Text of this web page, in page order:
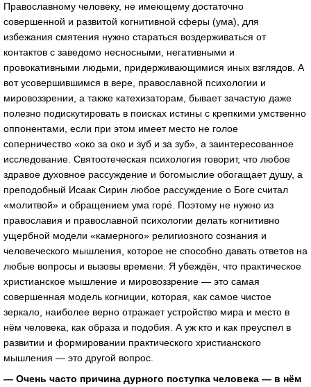
Православному человеку, не имеющему достаточно
совершенной и развитой когнитивной сферы (ума), для
избежания смятения нужно стараться воздерживаться от
контактов с заведомо несносными, негативными и
провокативными людьми, придерживающимися иных взглядов. А
вот усовершившимся в вере, православной психологии и
мировоззрении, а также катехизаторам, бывает зачастую даже
полезно подискутировать в поисках истины с крепкими умственно
оппонентами, если при этом имеет место не голое
соперничество «око за око и зуб и за зуб», а заинтересованное
исследование. Святоотеческая психология говорит, что любое
здравое духовное рассуждение и богомыслие обогащает душу, а
преподобный Исаак Сирин любое рассуждение о Боге считал
«молитвой» и обращением ума горе́. Поэтому не нужно из
православия и православной психологии делать когнитивно
ущербной модели «камерного» религиозного сознания и
человеческого мышления, которое не способно давать ответов на
любые вопросы и вызовы времени. Я убеждён, что практическое
христианское мышление и мировоззрение — это самая
совершенная модель когниции, которая, как самое чистое
зеркало, наиболее верно отражает устройство мира и место в
нём человека, как образа и подобия. А уж кто и как преуспел в
развитии и формировании практического христианского
мышления — это другой вопрос.
— Очень часто причина дурного поступка человека — в нём